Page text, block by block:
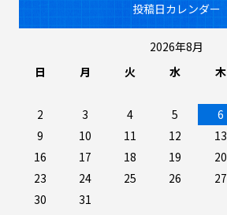
投稿日カレンダー
2026年8月
日
月 火 水 木
2
3 4 5 6
9
10 11 12 13
16
17 18 19 20
23
24 25 26 27
30
31